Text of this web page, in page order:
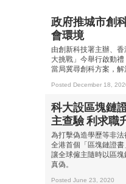
政府推城市創
會環境
由創新科技署主辦、
大挑戰」今舉行啟動
當局冀尋創科方案，解
Posted December 18,
科大設區塊鏈
主查驗 利求職
為打擊偽造學歷等非
全港首個「區塊鏈證
讓全球僱主隨時以區
真偽。
Posted June 23, 2020